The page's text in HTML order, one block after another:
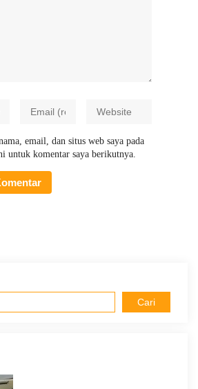
email, dan situs web saya pada
untuk komentar saya berikutnya.
Cari